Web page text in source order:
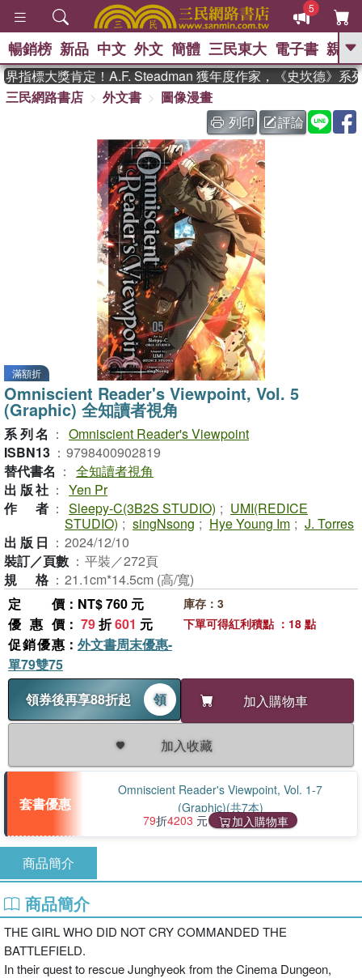
5
GO
熱搜： 東野圭吾
The Odyssey 、 父親節 、 如果歷
史是一群喵 、 暑期推薦 、 國際布克
獎 臺灣漫遊錄 、 方念華
登輝時代 、 數學女孩：黎曼猜想
偉大的迷走神經
暢銷榜 新品 中文 外文 簡體 三民東大 電子書 親子
指標大獎肯定！A.F. Steadman 獲年度作家，《史坎德》系列
三民網路書店
外文書
圖像漫畫
列印
評論
滿額折
Omniscient Reader's Viewpoint, Vol. 5
(Graphic) 全知讀者視角
系列名 ： Omniscient Reader's Viewpoint
ISBN13 ： 9798400902819
替代書名 ： 全知讀者視角
出版社 ： Yen Pr
作者 ： Sleepy-C(3B2S STUDIO) ; UMI(REDICE
STUDIO) ; singNsong ; Hye Young Im ; J. Torres
出版日 ： 2024/12/10
裝訂／頁數 ： 平裝／272頁
規格 ： 21.1cm*14.5cm (高/寬)
定價 ：NT$ 760 元
優惠價 ： 79折601 元
促銷優惠 ： 外文書周末優惠-
單79雙75
領券後再享88折起
領 加入購物車
加入收藏
庫存：3
下單可得紅利積點 ：18 點
套書優惠
Omniscient Reader's Viewpoint, Vol. 1-7
(Graphic)(共7本)
79折4203 元 加入購物車
商品簡介
商品簡介
THE GIRL WHO DID NOT CRY COMMANDED THE
BATTLEFIELD.
In their quest to rescue Junghyeok from the Cinema Dungeon,